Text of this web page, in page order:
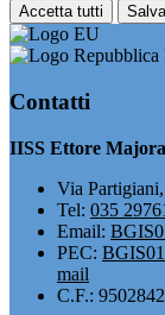
Accetta tutti
Contatti
IISS Ettore
Via
Tel: 035
Email:
PEC:
mail
C.F.: